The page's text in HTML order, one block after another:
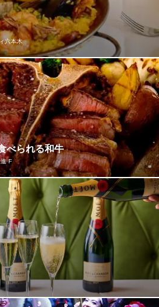
を讃える」を叙勲。
徒歩2分
ヒルズ5F
六本木
ンでも定番パエリア
・デ・ガウディ六本木
徒歩1分
ビル1F
べられる和牛
F
入れている為、希少部位の数々が味わ
に、ほどよい脂とどの部位を焼いて
愉しめ、美味しく召し上がっていた
日本人が管理した和牛の奥深い味わ
キ 肉屋 格之進 F
目駅 徒歩3分